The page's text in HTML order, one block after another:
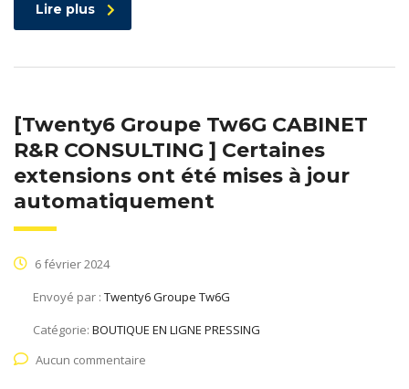
Lire plus
[Twenty6 Groupe Tw6G CABINET
R&R CONSULTING ] Certaines
extensions ont été mises à jour
automatiquement
6 février 2024
Envoyé par : Twenty6 Groupe Tw6G
Catégorie: BOUTIQUE EN LIGNE PRESSING
Aucun commentaire